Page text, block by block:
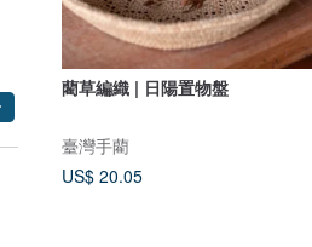
藺草編織 | 日陽置物盤
臺灣手藺
US$ 20.05